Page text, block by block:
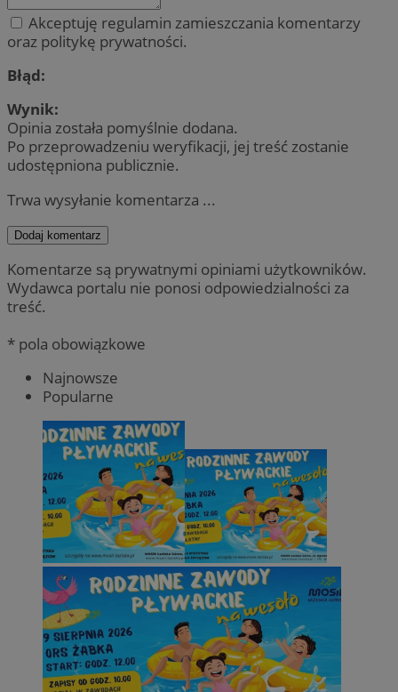
Akceptuję regulamin zamieszczania komentarzy
oraz politykę prywatności.
Błąd:
Wynik:
Opinia została pomyślnie dodana.
Po przeprowadzeniu weryfikacji, jej treść zostanie
udostępniona publicznie.
Trwa wysyłanie komentarza ...
Dodaj komentarz
Komentarze są prywatnymi opiniami użytkowników.
Wydawca portalu nie ponosi odpowiedzialności za
treść.
* pola obowiązkowe
Najnowsze
Popularne